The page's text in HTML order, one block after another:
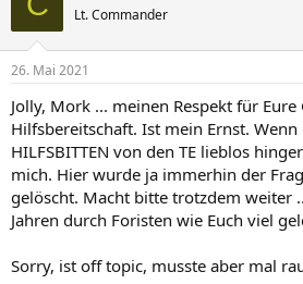
e
:
Lt. Commander
26. Mai 2021
Jolly, Mork ... meinen Respekt für
Hilfsbereitschaft. Ist mein Ernst.
HILFSBITTEN von den TE lieblos
mich. Hier wurde ja immerhin der
gelöscht. Macht bitte trotzdem weiter
Jahren durch Foristen wie Euch viel
Sorry, ist off topic, musste aber mal